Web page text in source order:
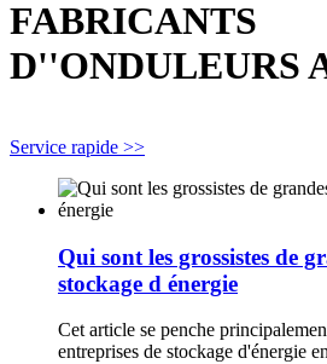
FABRICANTS
D''ONDULEURS
Service rapide >>
Qui sont les grossistes de
stockage d énergie
Cet article se penche
entreprises de stockage d'énergie